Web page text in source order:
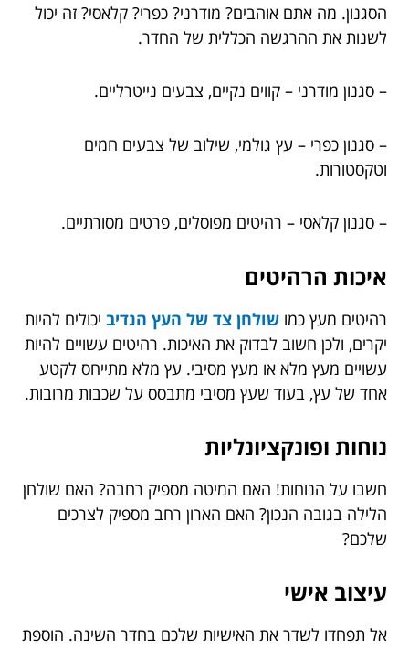
הסגנון. מה אתם אוהבים? מודרני? כפרי? קלאסי? זה יכול
לשנות את ההרגשה הכללית של החדר.
– סגנון מודרני – קווים נקיים, צבעים נייטרליים.
– סגנון כפרי – עץ גולמי, שילוב של צבעים חמים
וטקסטורות.
– סגנון קלאסי – רהיטים מפוסלים, פרטים מסורתיים.
איכות הרהיטים
רהיטים מעץ כמו שולחן צד של העץ הנדיב יכולים להיות
יקרים, ולכן חשוב לבדוק את האיכות. רהיטים עשויים להיות
עשויים מעץ מלא או מעץ מסיבי. עץ מלא מתייחס לקטע
אחד של עץ, בעוד שעץ מסיבי מתבסס על שכבות מרובות.
נוחות ופונקציונליות
חשבו על הנוחות! האם המיטה מספיק רחבה? האם שולחן
הלילה בגובה הנכון? האם הארון רחב מספיק לצרכים
שלכם?
עיצוב אישי
אל תפחדו לשדר את האישיות שלכם בחדר השינה. הוספת